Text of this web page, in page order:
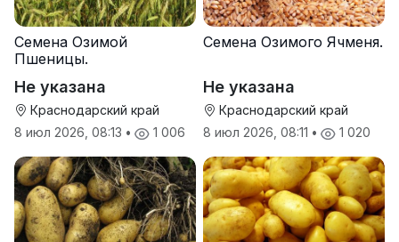
Семена Озимой
Пшеницы.
Не указана
Краснодарский край
8 июл 2026, 08:13 • 1 006
Семена Озимого Ячменя.
Не указана
Краснодарский край
8 июл 2026, 08:11 • 1 020